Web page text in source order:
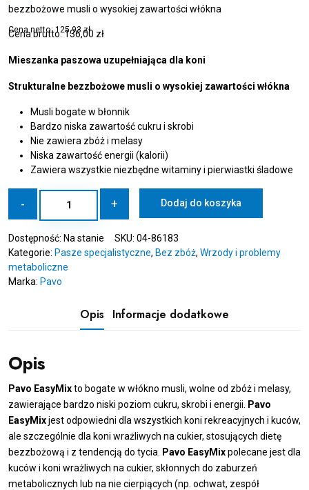
bezzbożowe musli o wysokiej zawartości włókna
Cena netto:125,93zł
Cena brutto:136,00 zł
Mieszanka paszowa uzupełniająca dla koni
Strukturalne bezzbożowe musli o wysokiej zawartości włókna
Musli bogate w błonnik
Bardzo niska zawartość cukru i skrobi
Nie zawiera zbóż i melasy
Niska zawartość energii (kalorii)
Zawiera wszystkie niezbędne witaminy i pierwiastki śladowe
-
ilość
EasyMix
15
kg
-
Strukturalne
włókna
+ Dodaj do koszyka
Dostępność: Na stanie SKU: 04-86183
Kategorie: Pasze specjalistyczne, Bez zbóż, Wrzody i problemy
metaboliczne
Marka: Pavo
Opis Informacje dodatkowe
Opis
Pavo EasyMixto bogate w włókno musli, wolne od zbóż i melasy,
zawierające bardzo niski poziom cukru, skrobi i energii.
Pavo
EasyMixjest odpowiedni dla wszystkich koni rekreacyjnych i kuców,
ale szczególnie dla koni wrażliwych na cukier, stosujących dietę
bezzbożową i z tendencją do tycia.
Pavo EasyMixpolecane jest dla
kuców i koni wrażliwych na cukier, skłonnych do zaburzeń
metabolicznych lub na nie cierpiących (np. ochwat, zespół